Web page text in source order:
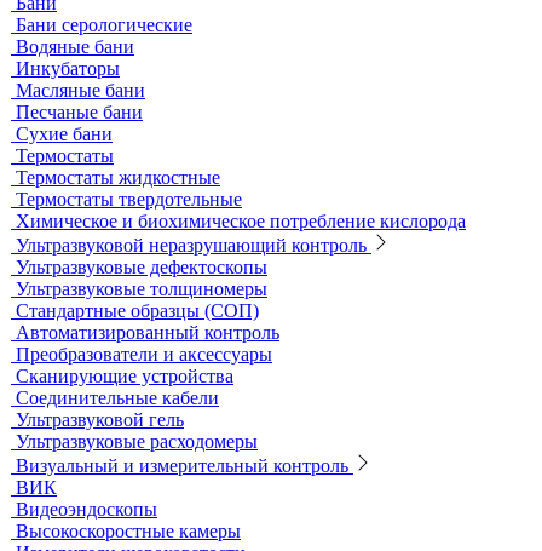
Калибровочные расстворы и реагенты
Комплектующие для КФК
Принадлежности к штативам
Специальные наборы для фотометров
Стекла предметные и покровные
Системы капиллярного электрофореза
Стерилизация и дезинфекция
Сушильные шкафы и муфельные печи
Муфельные печи
Шкафы сушильные
Электропечи низкотемпературные
Термостаты, бани и инкубаторы
Бани
Бани серологические
Водяные бани
Инкубаторы
Масляные бани
Песчаные бани
Сухие бани
Термостаты
Термостаты жидкостные
Термостаты твердотельные
Химическое и биохимическое потребление кислорода
Ультразвуковой неразрушающий контроль
Ультразвуковые дефектоскопы